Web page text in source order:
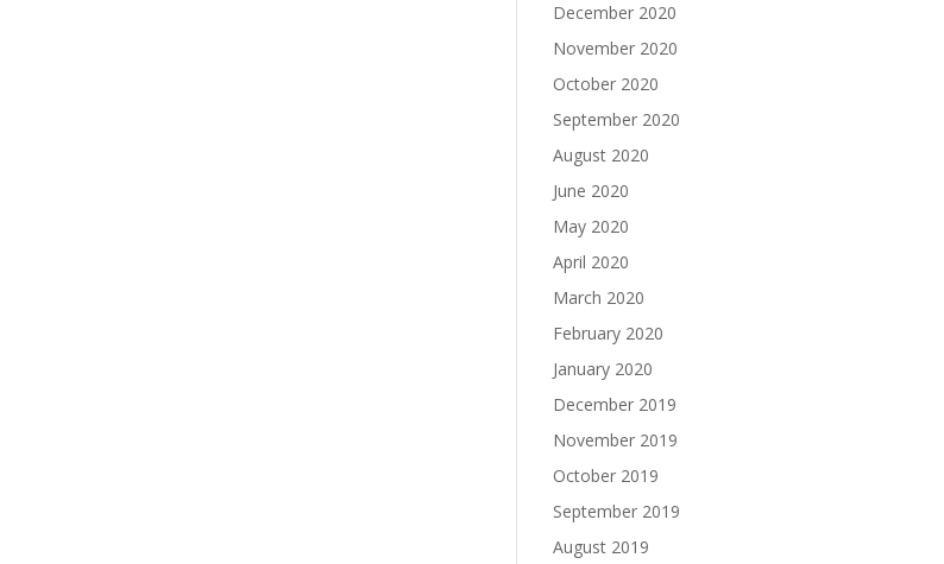
December 2020
November 2020
October 2020
September 2020
August 2020
June 2020
May 2020
April 2020
March 2020
February 2020
January 2020
December 2019
November 2019
October 2019
September 2019
August 2019